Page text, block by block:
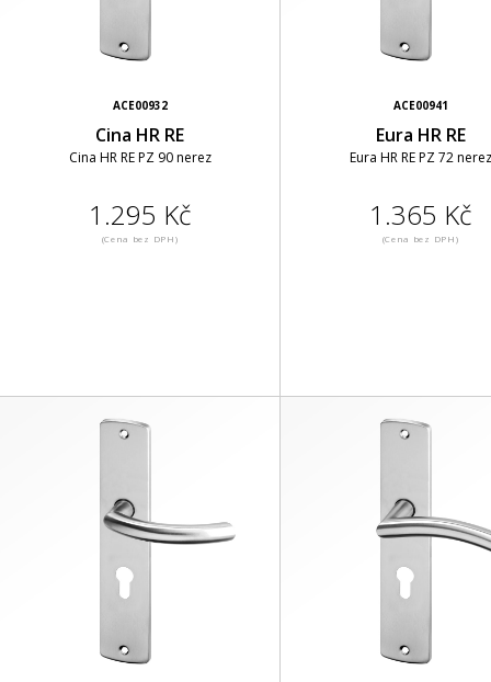
ACE00932
Cina HR RE
Cina HR RE PZ 90 nerez
1.295 Kč
(Cena bez DPH)
ACE00941
Eura HR RE
Eura HR RE PZ 72 nerez
1.365 Kč
(Cena bez DPH)